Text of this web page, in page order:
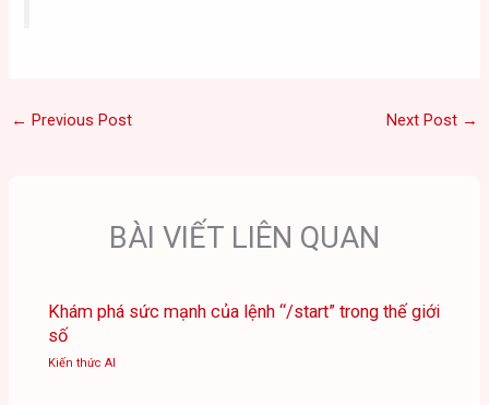
← Previous Post Next Post →
BÀI VIẾT LIÊN QUAN
Khám phá sức mạnh của lệnh “/start” trong thế giới
số
Kiến thức AI